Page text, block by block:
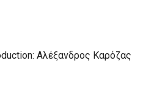
Αλέξανδρος Καρόζας